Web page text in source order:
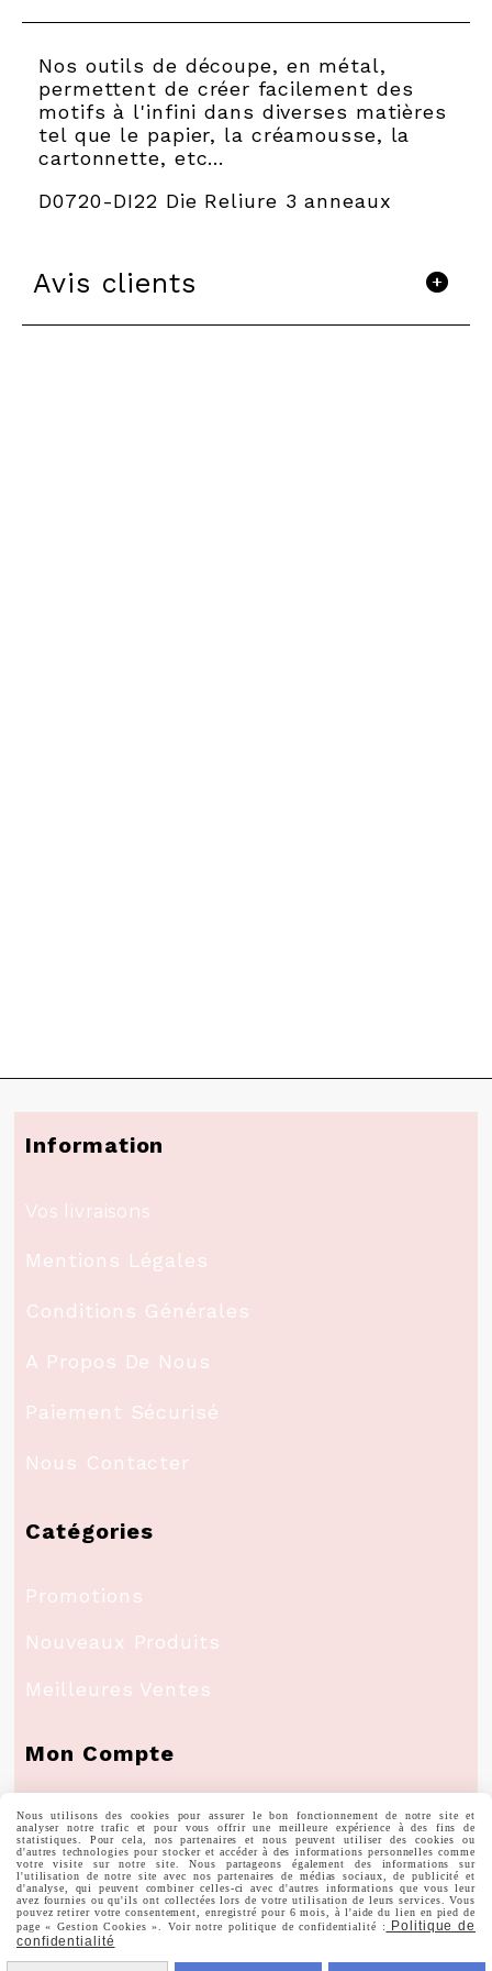
Nos outils de découpe, en métal,
permettent de créer facilement des
motifs à l'infini dans diverses matières
tel que le papier, la créamousse, la
cartonnette, etc…
D0720-DI22 Die Reliure 3 anneaux
Avis clients
Information
Vos livraisons
Mentions Légales
Conditions Générales
A Propos De Nous
Paiement Sécurisé
Nous Contacter
Catégories
Promotions
Nouveaux Produits
Meilleures Ventes
Mon Compte
Informations Personnelles
Commandes
Nous utilisons des cookies pour assurer le bon fonctionnement de notre site et
analyser notre trafic et pour vous offrir une meilleure expérience à des fins de
statistiques. Pour cela, nos partenaires et nous peuvent utiliser des cookies ou
d'autres technologies pour stocker et accéder à des informations personnelles comme
votre visite sur notre site. Nous partageons également des informations sur
l'utilisation de notre site avec nos partenaires de médias sociaux, de publicité et
d'analyse, qui peuvent combiner celles-ci avec d'autres informations que vous leur
avez fournies ou qu'ils ont collectées lors de votre utilisation de leurs services. Vous
pouvez retirer votre consentement, enregistré pour 6 mois, à l'aide du lien en pied de
page « Gestion Cookies ». Voir notre politique de confidentialité :
Politique de
confidentialité